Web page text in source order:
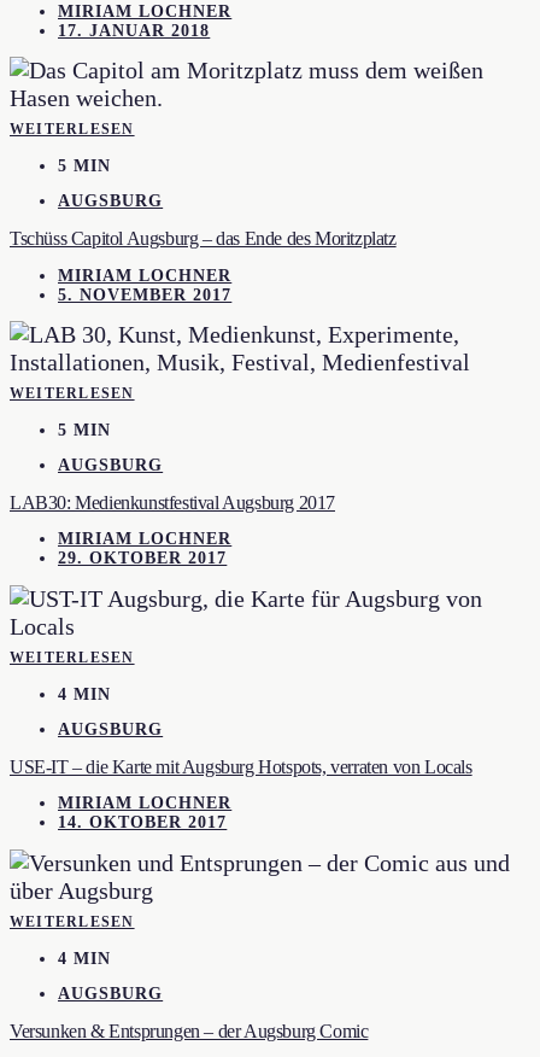
MIRIAM LOCHNER
17. JANUAR 2018
WEITERLESEN
5 MIN
AUGSBURG
Tschüss Capitol Augsburg – das Ende des Moritzplatz
MIRIAM LOCHNER
5. NOVEMBER 2017
WEITERLESEN
5 MIN
AUGSBURG
LAB30: Medienkunstfestival Augsburg 2017
MIRIAM LOCHNER
29. OKTOBER 2017
WEITERLESEN
4 MIN
AUGSBURG
USE-IT – die Karte mit Augsburg Hotspots, verraten von Locals
MIRIAM LOCHNER
14. OKTOBER 2017
WEITERLESEN
4 MIN
AUGSBURG
Versunken & Entsprungen – der Augsburg Comic